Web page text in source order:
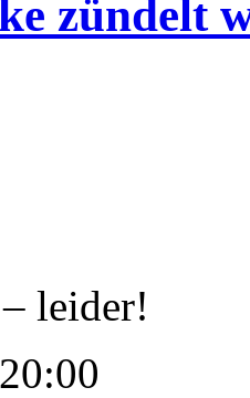
zündelt
leider!